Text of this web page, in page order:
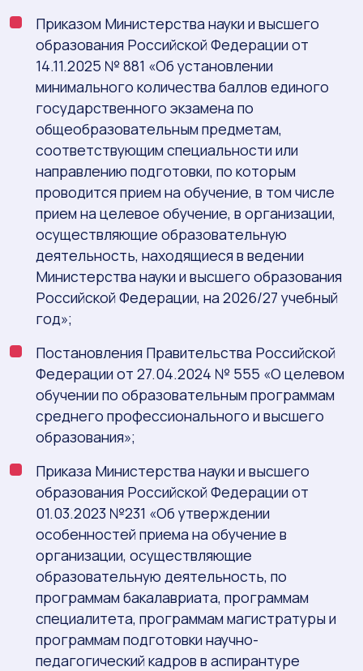
Приказом Министерства науки и высшего
образования Российской Федерации от
14.11.2025 № 881 «Об установлении
минимального количества баллов единого
государственного экзамена по
общеобразовательным предметам,
соответствующим специальности или
направлению подготовки, по которым
проводится прием на обучение, в том числе
прием на целевое обучение, в организации,
осуществляющие образовательную
деятельность, находящиеся в ведении
Министерства науки и высшего образования
Российской Федерации, на 2026/27 учебный
год»;
Постановления Правительства Российской
Федерации от 27.04.2024 № 555 «О целевом
обучении по образовательным программам
среднего профессионального и высшего
образования»;
Приказа Министерства науки и высшего
образования Российской Федерации от
01.03.2023 №231 «Об утверждении
особенностей приема на обучение в
организации, осуществляющие
образовательную деятельность, по
программам бакалавриата, программам
специалитета, программам магистратуры и
программам подготовки научно-
педагогический кадров в аспирантуре